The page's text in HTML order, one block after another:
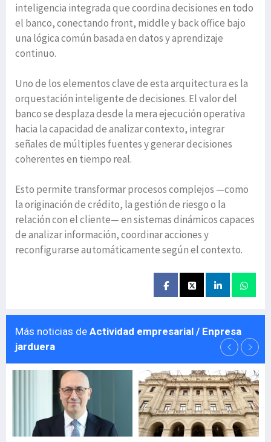
inteligencia integrada que coordina decisiones en todo
el banco, conectando front, middle y back office bajo
una lógica común basada en datos y aprendizaje
continuo.
Uno de los elementos clave de esta arquitectura es la
orquestación inteligente de decisiones. El valor del
banco se desplaza desde la mera ejecución operativa
hacia la capacidad de analizar contexto, integrar
señales de múltiples fuentes y generar decisiones
coherentes en tiempo real.
Esto permite transformar procesos complejos —como
la originación de crédito, la gestión de riesgo o la
relación con el cliente— en sistemas dinámicos capaces
de analizar información, coordinar acciones y
reconfigurarse automáticamente según el contexto.
Más noticias de Actividad empresarial / Enpresa
jarduera